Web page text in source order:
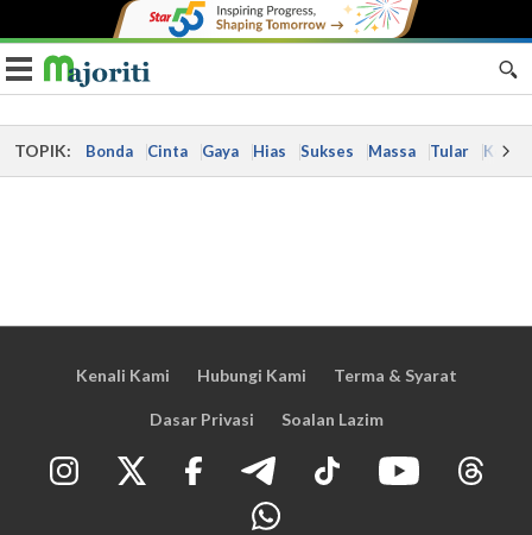
Toggle navigation
TOPIK: Bonda Cinta Gaya Hias Sukses Massa Tular Kes
Kenali Kami Hubungi Kami Terma & Syarat
Dasar Privasi Soalan Lazim